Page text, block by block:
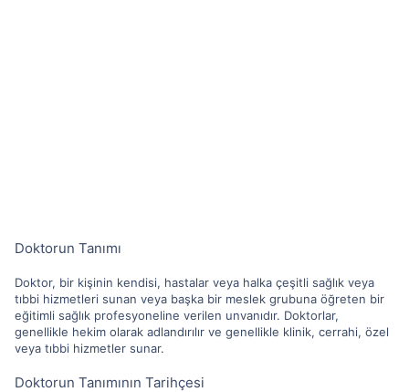
Doktorun Tanımı
Doktor, bir kişinin kendisi, hastalar veya halka çeşitli sağlık veya
tıbbi hizmetleri sunan veya başka bir meslek grubuna öğreten bir
eğitimli sağlık profesyoneline verilen unvanıdır. Doktorlar,
genellikle hekim olarak adlandırılır ve genellikle klinik, cerrahi, özel
veya tıbbi hizmetler sunar.
Doktorun Tanımının Tarihçesi